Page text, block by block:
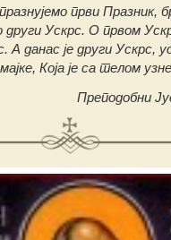
први Празник,
други Ускрс. О првом
А данас је други Ускрс,
Која је са телом
Преподобни